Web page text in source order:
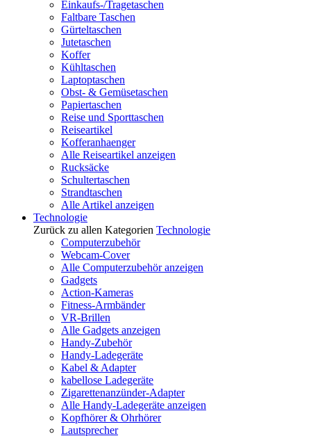
Einkaufs-/Tragetaschen
Faltbare Taschen
Gürteltaschen
Jutetaschen
Koffer
Kühltaschen
Laptoptaschen
Obst- & Gemüsetaschen
Papiertaschen
Reise und Sporttaschen
Reiseartikel
Kofferanhaenger
Alle Reiseartikel anzeigen
Rucksäcke
Schultertaschen
Strandtaschen
Alle Artikel anzeigen
Technologie
Zurück zu allen Kategorien Technologie
Computerzubehör
Webcam-Cover
Alle Computerzubehör anzeigen
Gadgets
Action-Kameras
Fitness-Armbänder
VR-Brillen
Alle Gadgets anzeigen
Handy-Zubehör
Handy-Ladegeräte
Kabel & Adapter
kabellose Ladegeräte
Zigarettenanzünder-Adapter
Alle Handy-Ladegeräte anzeigen
Kopfhörer & Ohrhörer
Lautsprecher